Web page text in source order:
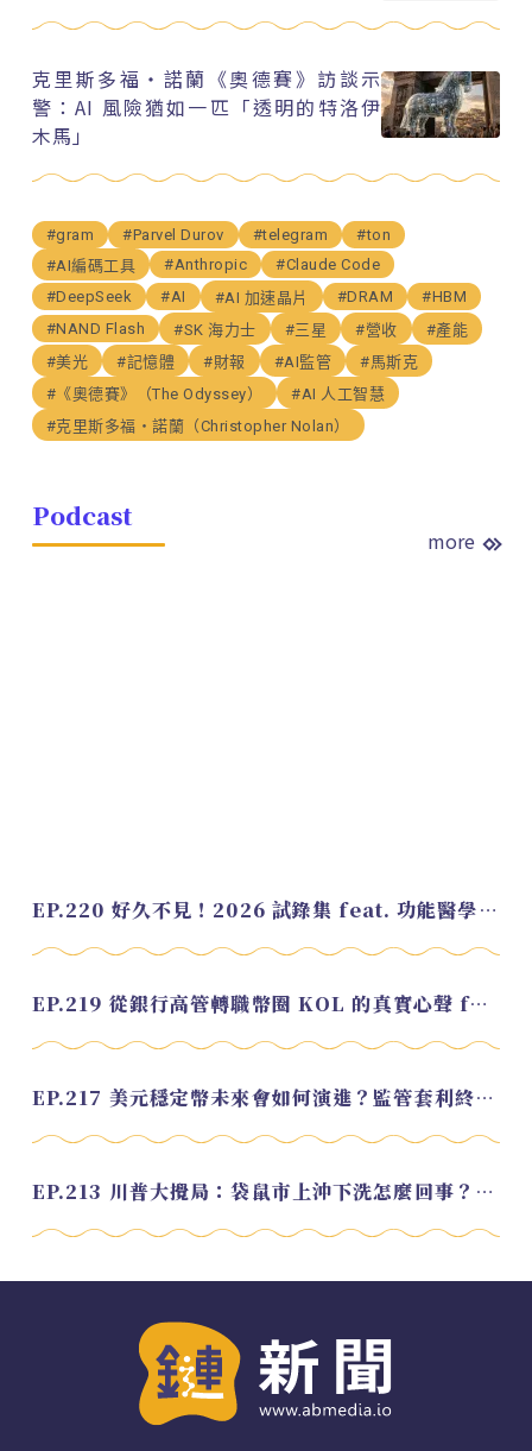
克里斯多福・諾蘭《奧德賽》訪談示
警：AI 風險猶如一匹「透明的特洛伊
木馬」
#gram #Parvel Durov #telegram
#ton
#AI編碼工具
#Anthropic
#Claude Code
#DeepSeek
#AI #AI 加速晶片 #DRAM
#HBM
#NAND Flash
#SK 海力士 #三星 #營收
#產能
#美光
#記憶體 #財報 #AI監管
#馬斯克
#《奧德賽》（The Odyssey）
#AI 人工智慧
#克里斯多福・諾蘭（Christopher Nolan）
Podcast
more
EP.220 好久不見！2026 試錄集 feat. 功能醫學營養師 美寶
EP.219 從銀行高管轉職幣圈 KOL 的真實心聲 feat.龜大
EP.217 美元穩定幣未來會如何演進？監管套利終將收斂？feat. 研究員 余哲安
EP.213 川普大攪局：袋鼠市上沖下洗怎麼回事？feat. Alvin